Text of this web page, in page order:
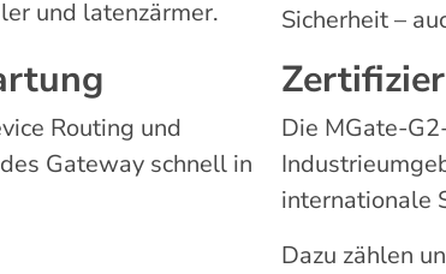
und latenzärmer.
Sicherheit –
Routing und
Gateway schnell in
Die MGate-
internationale
Dazu zählen